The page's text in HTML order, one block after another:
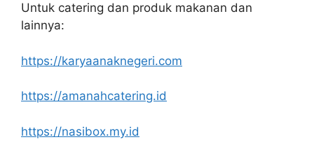
Untuk catering dan produk makanan dan
lainnya:
https://karyaanaknegeri.com
https://amanahcatering.id
https://nasibox.my.id